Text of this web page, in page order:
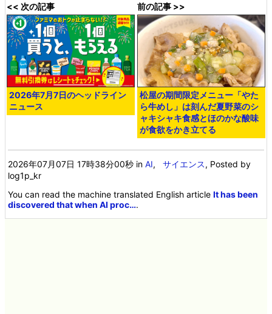
<< 次の記事
2026年7月7日のヘッドライン
ニュース
前の記事 >>
松屋の期間限定メニュー「やた
ら牛めし」は刻んだ夏野菜のシ
ャキシャキ食感とほのかな酸味
が食欲をかき立てる
2026年07月07日 17時38分00秒 inAI,サイエンス, Posted by
log1p_kr
You can read the machine translated English articleIt has been
discovered that when AI proc….